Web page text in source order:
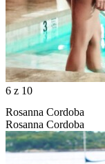
6 z 10
Rosanna Cordoba
Rosanna Cordoba